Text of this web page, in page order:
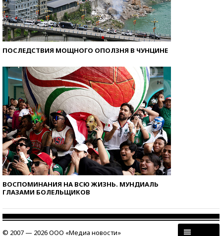
ПОСЛЕДСТВИЯ МОЩНОГО ОПОЛЗНЯ В ЧУНЦИНЕ
ВОСПОМИНАНИЯ НА ВСЮ ЖИЗНЬ. МУНДИАЛЬ
ГЛАЗАМИ БОЛЕЛЬЩИКОВ
© 2007 — 2026 ООО «Медиа новости»